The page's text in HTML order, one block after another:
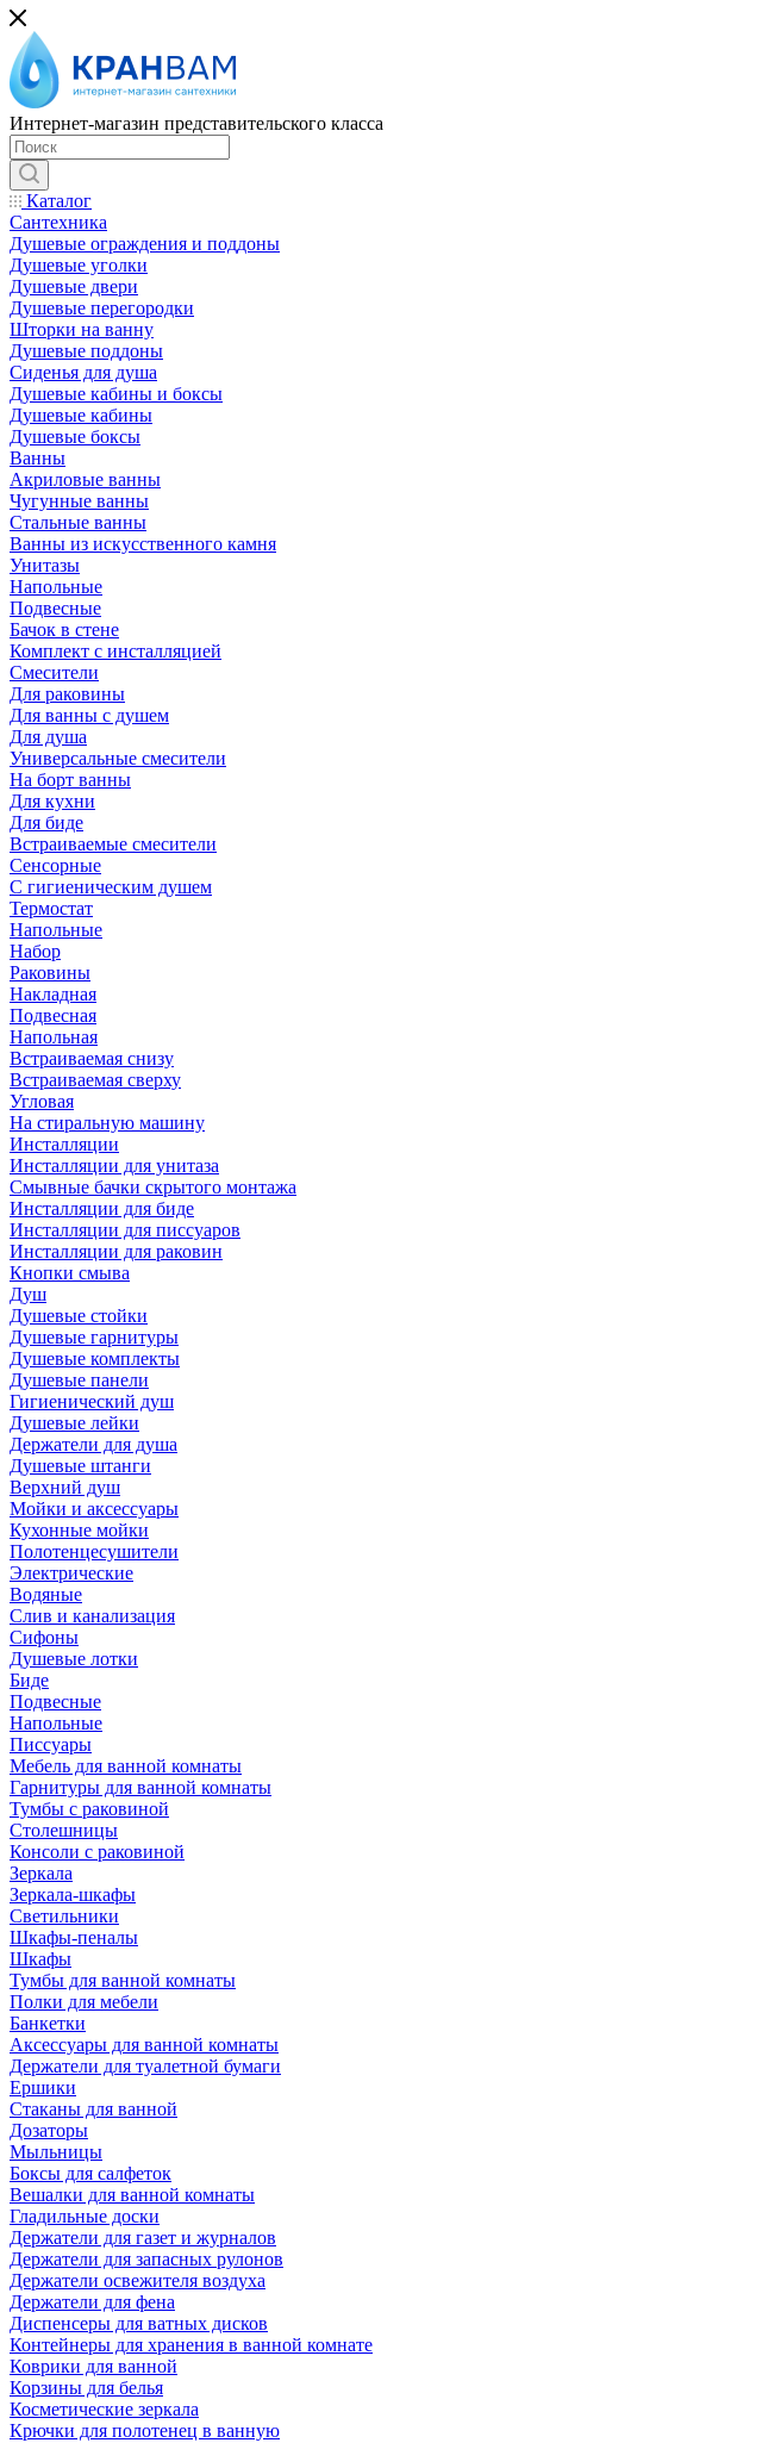
Интернет-магазин представительского класса
Каталог
Сантехника
Душевые ограждения и поддоны
Душевые уголки
Душевые двери
Душевые перегородки
Шторки на ванну
Душевые поддоны
Сиденья для душа
Душевые кабины и боксы
Душевые кабины
Душевые боксы
Ванны
Акриловые ванны
Чугунные ванны
Стальные ванны
Ванны из искусственного камня
Унитазы
Напольные
Подвесные
Бачок в стене
Комплект с инсталляцией
Смесители
Для раковины
Для ванны с душем
Для душа
Универсальные смесители
На борт ванны
Для кухни
Для биде
Встраиваемые смесители
Сенсорные
С гигиеническим душем
Термостат
Напольные
Набор
Раковины
Накладная
Подвесная
Напольная
Встраиваемая снизу
Встраиваемая сверху
Угловая
На стиральную машину
Инсталляции
Инсталляции для унитаза
Смывные бачки скрытого монтажа
Инсталляции для биде
Инсталляции для писсуаров
Инсталляции для раковин
Кнопки смыва
Душ
Душевые стойки
Душевые гарнитуры
Душевые комплекты
Душевые панели
Гигиенический душ
Душевые лейки
Держатели для душа
Душевые штанги
Верхний душ
Мойки и аксессуары
Кухонные мойки
Полотенцесушители
Электрические
Водяные
Слив и канализация
Сифоны
Душевые лотки
Биде
Подвесные
Напольные
Писсуары
Мебель для ванной комнаты
Гарнитуры для ванной комнаты
Тумбы с раковиной
Столешницы
Консоли с раковиной
Зеркала
Зеркала-шкафы
Светильники
Шкафы-пеналы
Шкафы
Тумбы для ванной комнаты
Полки для мебели
Банкетки
Аксессуары для ванной комнаты
Держатели для туалетной бумаги
Ершики
Стаканы для ванной
Дозаторы
Мыльницы
Боксы для салфеток
Вешалки для ванной комнаты
Гладильные доски
Держатели для газет и журналов
Держатели для запасных рулонов
Держатели освежителя воздуха
Держатели для фена
Диспенсеры для ватных дисков
Контейнеры для хранения в ванной комнате
Коврики для ванной
Корзины для белья
Косметические зеркала
Крючки для полотенец в ванную